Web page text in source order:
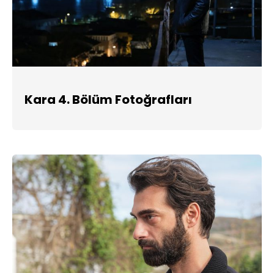
Kara 4. Bölüm Fotoğrafları